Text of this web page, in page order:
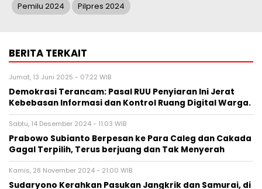
Pemilu 2024 Pilpres 2024
BERITA TERKAIT
Jumat, 13 Juni 2025 - 07:22 WIB
Demokrasi Terancam: Pasal RUU Penyiaran Ini Jerat
Kebebasan Informasi dan Kontrol Ruang Digital Warga.
Sabtu, 14 Desember 2024 - 11:03 WIB
Prabowo Subianto Berpesan ke Para Caleg dan Cakada
Gagal Terpilih, Terus berjuang dan Tak Menyerah
Kamis, 28 November 2024 - 21:00 WIB
Sudaryono Kerahkan Pasukan Jangkrik dan Samurai, di